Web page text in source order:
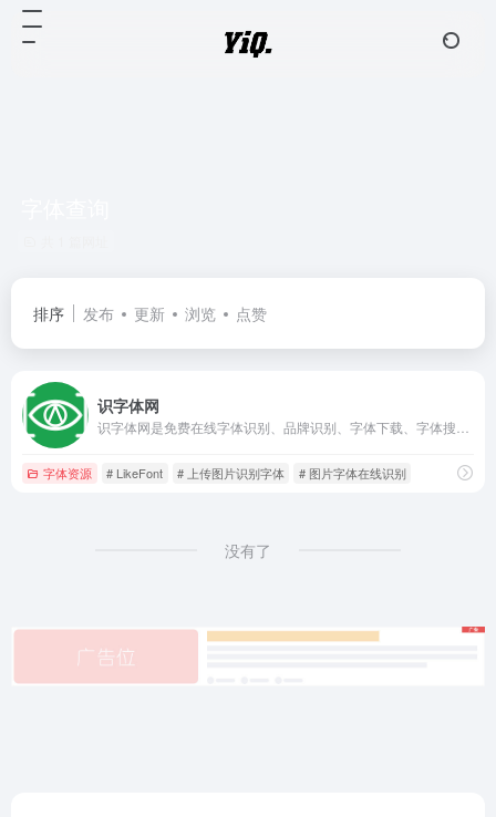
排序 发布 更新 浏览 点赞
识字体网
字体资源 # LikeFont # 上传图片识别字体 # 图片字体在线识别
没有了